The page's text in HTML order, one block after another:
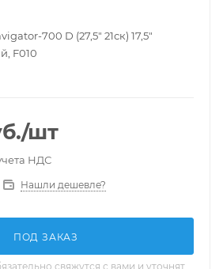
700 D (27,5" 21ск) 17,5"
F010
/шт
НДС
Нашли дешевле?
ПОД ЗАКАЗ
свяжутся с вами и уточнят